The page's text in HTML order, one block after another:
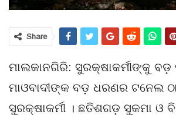
Share
ମାଲକାନଗିରି: ସୁରକ୍ଷାକର୍ମୀଙ୍କୁ ବଡ଼
ମାଓବାଦୀଙ୍କ ବଡ଼ ଧରଣର ଟନେଲ
ସୁରକ୍ଷାକର୍ମୀ । ଛତିଶଗଡ଼ ସୁକମା ଓ